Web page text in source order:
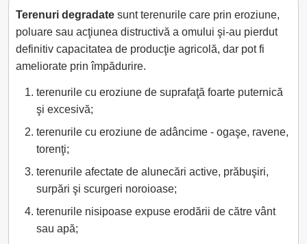
Terenuri degradate sunt terenurile care prin eroziune,
poluare sau acţiunea distructivă a omului şi-au pierdut
definitiv capacitatea de producţie agricolă, dar pot fi
ameliorate prin împădurire.
terenurile cu eroziune de suprafaţă foarte puternică
şi excesivă;
terenurile cu eroziune de adâncime - ogaşe, ravene,
torenţi;
terenurile afectate de alunecări active, prăbuşiri,
surpări şi scurgeri noroioase;
terenurile nisipoase expuse erodării de către vânt
sau apă;